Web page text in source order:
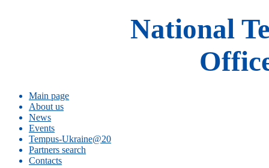
National
Main page
About us
News
Events
Tempus-Ukraine@20
Partners search
Contacts